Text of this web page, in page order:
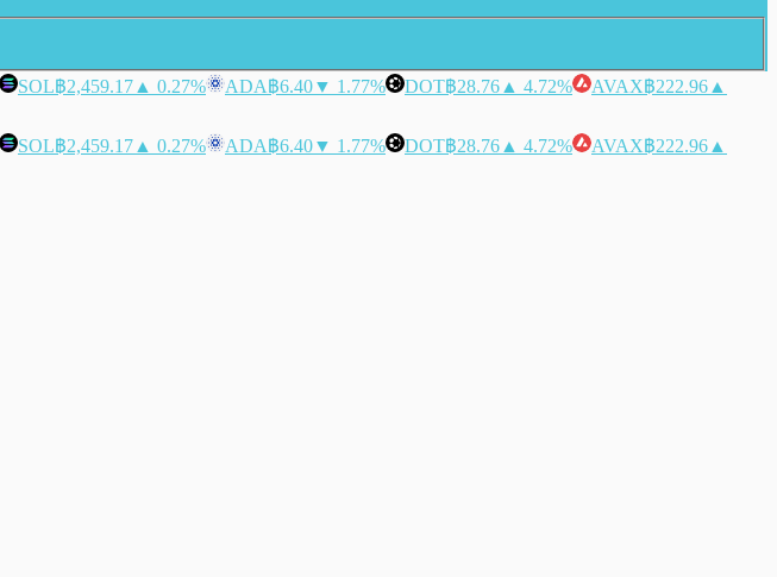
SOL฿2,459.17 ▲ 0.27% ADA฿6.40▼ 1.77% DOT฿28.76 ▲ 4.72% AVAX฿222.96 ▲
SOL฿2,459.17 ▲ 0.27% ADA฿6.40▼ 1.77% DOT฿28.76 ▲ 4.72% AVAX฿222.96 ▲